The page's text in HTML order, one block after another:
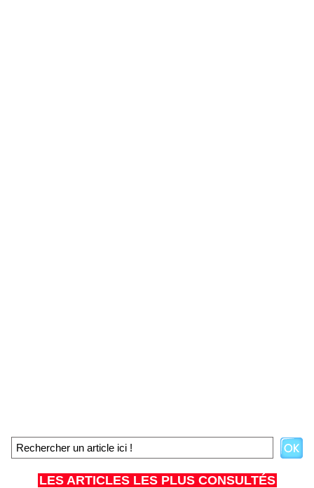
LES ARTICLES LES PLUS CONSULTÉS